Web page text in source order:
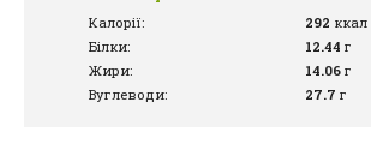
Калорії: 292 ккал
Білки:
12.44 г
Жири:
14.06 г
Вуглеводи:
27.7 г